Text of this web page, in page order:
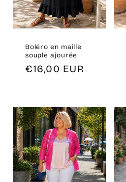
Boléro en maille
souple ajourée
Prix
€16,00 EUR